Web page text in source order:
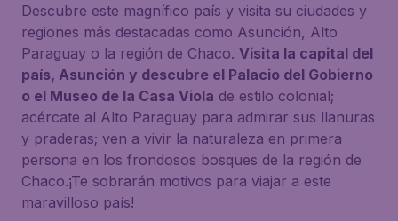
Descubre este magnífico país y visita su ciudades y
regiones más destacadas como Asunción, Alto
Paraguay o la región de Chaco. Visita la capital del
país, Asunción y descubre el Palacio del Gobierno
o el Museo de la Casa Viola de estilo colonial;
acércate al Alto Paraguay para admirar sus llanuras
y praderas; ven a vivir la naturaleza en primera
persona en los frondosos bosques de la región de
Chaco.¡Te sobrarán motivos para viajar a este
maravilloso país!